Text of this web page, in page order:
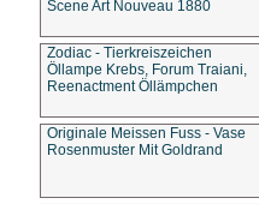
Scene Art Nouveau 1880
Zodiac - Tierkreiszeichen
Öllampe Krebs, Forum Traiani,
Reenactment Öllämpchen
Originale Meissen Fuss - Vase
Rosenmuster Mit Goldrand